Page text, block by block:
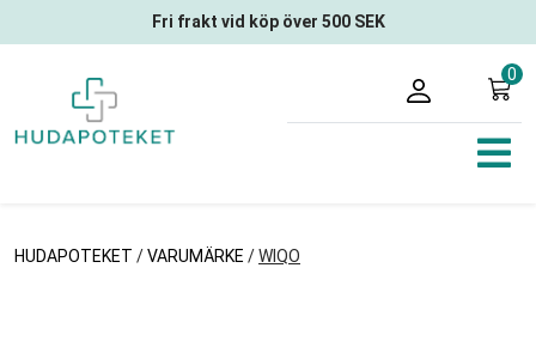
Fri frakt vid köp över 500 SEK
0
HUDAPOTEKET /VARUMÄRKE /WIQO